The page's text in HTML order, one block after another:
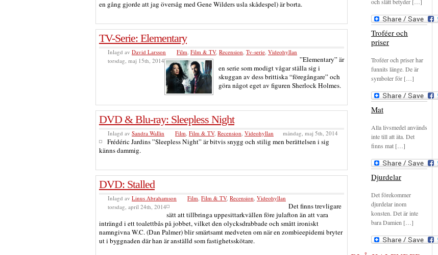
en gång gjorde att jag översåg med Gene Wilders usla skådespel) är borta.
TV-Serie: Elementary
Inlagd av David Larsson Film Film & TV, Recension Tv-serie Videohyllan
torsdag, maj 15th, 2014
”Elementary” är
en serie som modigt vågar ställa sig i
skuggan av dess brittiska “föregångare” och
göra något eget av figuren Sherlock Holmes.
DVD & Blu-ray: Sleepless Night
Inlagd av Sandra Wallin Film, Film & TV, Recension, Videohyllan måndag, maj 5th, 2014
Frédéric Jardins ”Sleepless Night” är bitvis snygg och stilig men berättelsen i sig
känns dammig.
DVD: Stalled
Inlagd av Linus Abrahamson Film, Film & TV, Recension, Videohyllan
torsdag, april 24th, 2014
Det finns trevligare
sätt att tillbringa uppesittarkvällen före julafton än att vara
inträngd i ett toalettbås på jobbet, vilket den olycksdrabbade och smått ironiskt
namngivna W.C. (Dan Palmer) blir smärtsamt medveten om när en zombieepidemi bryter
ut i byggnaden där han är anställd som fastighetsskötare.
Troféer och
priser
Troféer och priser har
funnits länge. De är
symboler för […]
Mat
Alla livsmedel används
inte till att äta. Det
finns mat […]
Djurdelar
Det förekommer
djurdelar inom
konsten. Det är inte
bara Damien […]